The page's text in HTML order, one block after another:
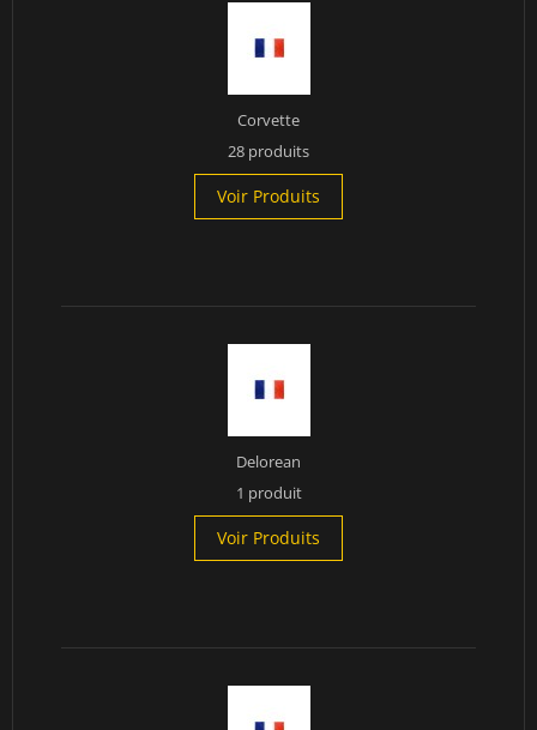
Corvette
28 produits
Voir Produits
Delorean
1 produit
Voir Produits